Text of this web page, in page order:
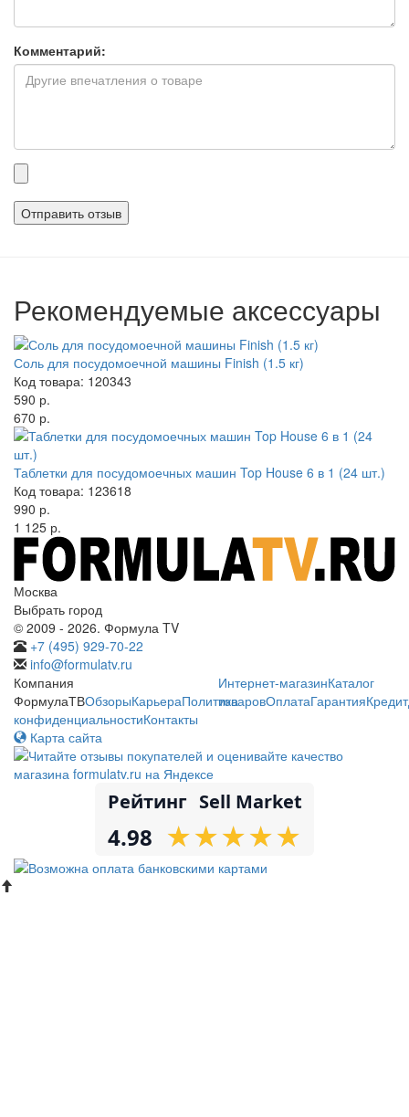
Комментарий:
Прикрепленные
Рекомендуемые аксессуары
Соль для посудомоечной машины Finish (1.5 кг)
Код товара: 120343
590 р.
670 р.
Таблетки для посудомоечных машин Top House 6 в 1 (24 шт.)
Код товара: 123618
990 р.
1 125 р.
Москва
Выбрать город
© 2009 - 2026. Формула TV
+7 (495) 929-70-22
info@formulatv.ru
Компания
ФормулаТВОбзорыКарьераПолитика
конфиденциальностиКонтакты
Интернет-магазинКаталог
товаровОплатаГарантияКредит
Карта сайта
Рейтинг Sell Market
4.98 ★
★★
★★
★★
★★
★